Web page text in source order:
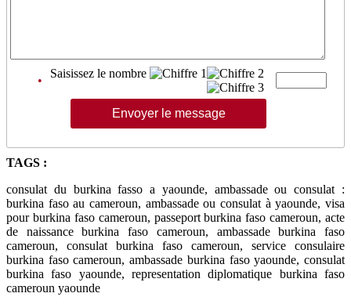
•
Saisissez le nombre
TAGS :
consulat du burkina fasso a yaounde, ambassade ou consulat :
burkina faso au cameroun, ambassade ou consulat à yaounde, visa
pour burkina faso cameroun, passeport burkina faso cameroun, acte
de naissance burkina faso cameroun, ambassade burkina faso
cameroun, consulat burkina faso cameroun, service consulaire
burkina faso cameroun, ambassade burkina faso yaounde, consulat
burkina faso yaounde, representation diplomatique burkina faso
cameroun yaounde